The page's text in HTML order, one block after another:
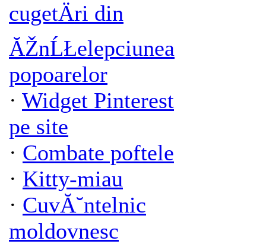
cugetÄri din
ĂŽnĹŁelepciunea
popoarelor
· Widget Pinterest
pe site
· Combate poftele
· Kitty-miau
· CuvĂ˘ntelnic
moldovnesc